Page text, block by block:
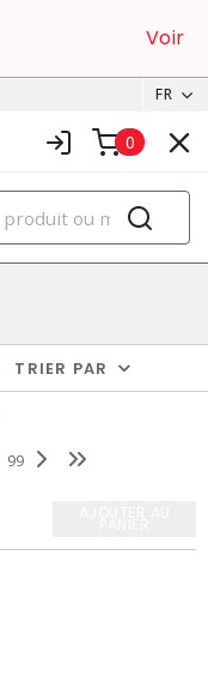
Voir
FR
0
TRIER PAR
99